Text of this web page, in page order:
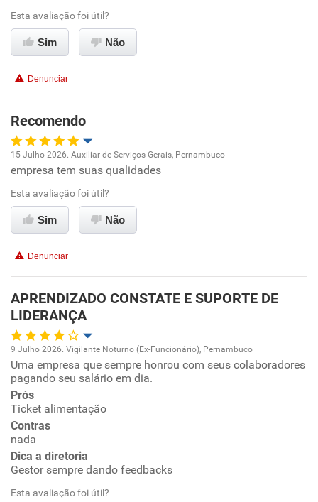
Conciliação com a vida familiar
Benefícios
Não recomenda a diretoria
Esta avaliação foi útil?
Sim Não
Denunciar
Recomendo
Oportunidade de promoção
Ambiente de trabalho
Benefícios
Recomenda esta empresa
Recomenda a diretoria
15 Julho 2026. Auxiliar de Serviços Gerais, Pernambuco
empresa tem suas qualidades
Esta avaliação foi útil?
Sim Não
Denunciar
APRENDIZADO CONSTATE E SUPORTE DE
LIDERANÇA
Oportunidade de promoção
Ambiente de trabalho
Conciliação com a vida familiar
Benefícios
9 Julho 2026. Vigilante Noturno (Ex-Funcionário), Pernambuco
Uma empresa que sempre honrou com seus colaboradores
pagando seu salário em dia.
Prós
Ticket alimentação
Contras
nada
Dica a diretoria
Gestor sempre dando feedbacks
Esta avaliação foi útil?